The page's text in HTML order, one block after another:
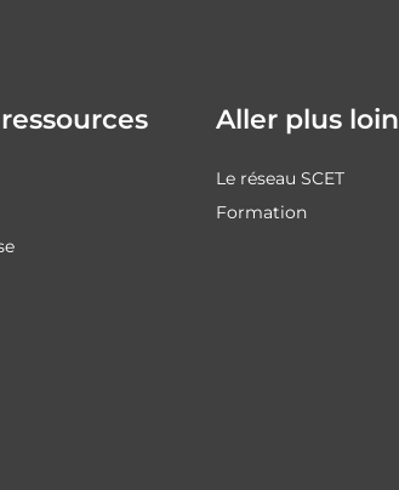
Aller plus loin
Le réseau SCET
Formation